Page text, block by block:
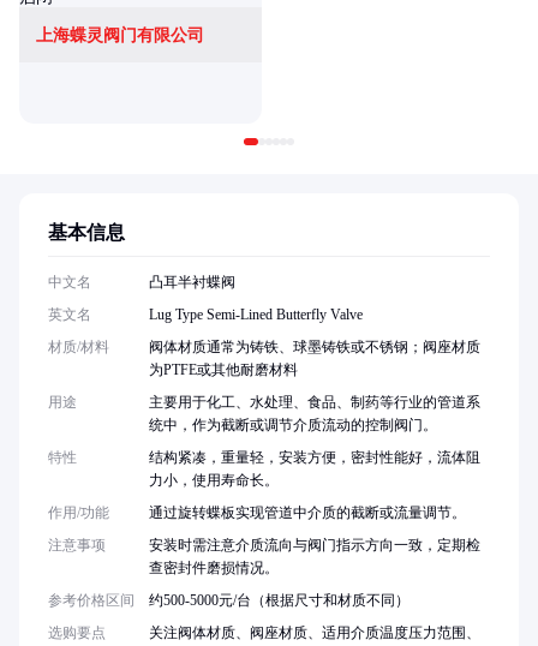
上海蝶灵阀门有限公司
基本信息
中文名
凸耳半衬蝶阀
英文名
Lug Type Semi-Lined Butterfly Valve
材质/材料
阀体材质通常为铸铁、球墨铸铁或不锈钢；阀座材质
为PTFE或其他耐磨材料
用途
主要用于化工、水处理、食品、制药等行业的管道系
统中，作为截断或调节介质流动的控制阀门。
特性
结构紧凑，重量轻，安装方便，密封性能好，流体阻
力小，使用寿命长。
作用/功能
通过旋转蝶板实现管道中介质的截断或流量调节。
注意事项
安装时需注意介质流向与阀门指示方向一致，定期检
查密封件磨损情况。
参考价格区间
约500-5000元/台（根据尺寸和材质不同）
选购要点
关注阀体材质、阀座材质、适用介质温度压力范围、